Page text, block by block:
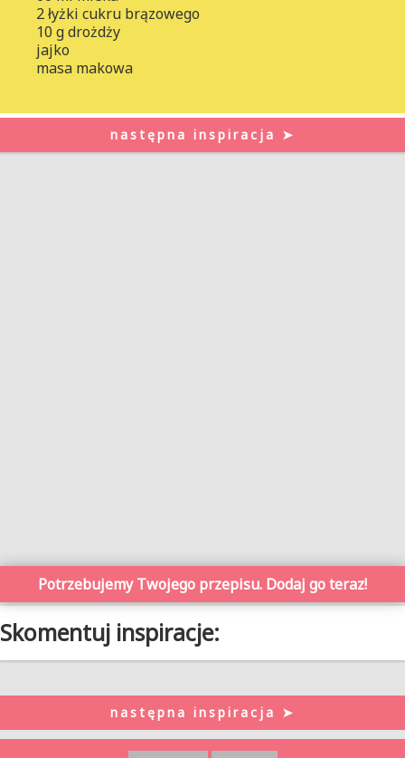
2 łyżki cukru brązowego
10 g drożdży
jajko
masa makowa
następna inspiracja ➤
Potrzebujemy Twojego przepisu. Dodaj go teraz!
Skomentuj inspiracje:
następna inspiracja ➤